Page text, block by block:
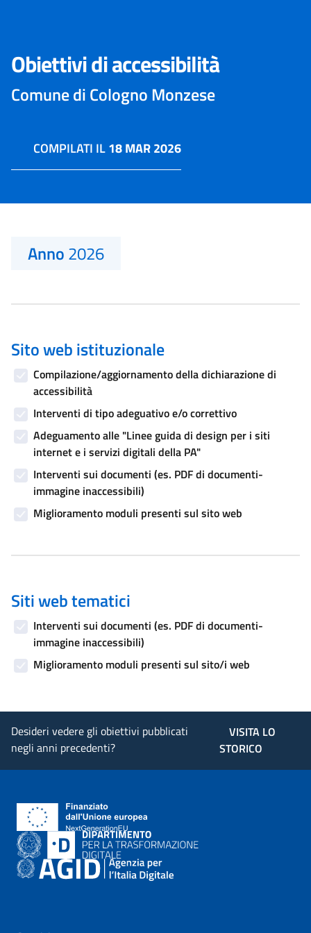
Obiettivi di accessibilità
Comune di Cologno Monzese
COMPILATI IL18 MAR 2026
Anno2026
Sito web istituzionale
Compilazione/aggiornamento della dichiarazione di
accessibilità
Interventi di tipo adeguativo e/o correttivo
Adeguamento alle "Linee guida di design per i siti
internet e i servizi digitali della PA"
Interventi sui documenti (es. PDF di documenti-
immagine inaccessibili)
Miglioramento moduli presenti sul sito web
Siti web tematici
Interventi sui documenti (es. PDF di documenti-
immagine inaccessibili)
Miglioramento moduli presenti sul sito/i web
Desideri vedere gli obiettivi pubblicati
negli anni precedenti?
VISITA LO
STORICO